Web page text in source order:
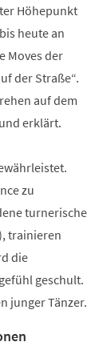
Höhepunkt
heute an
Moves der
der Straße“.
auf dem
erklärt.
zu
turnerische
trainieren
die
geschult.
junger Tänzer.